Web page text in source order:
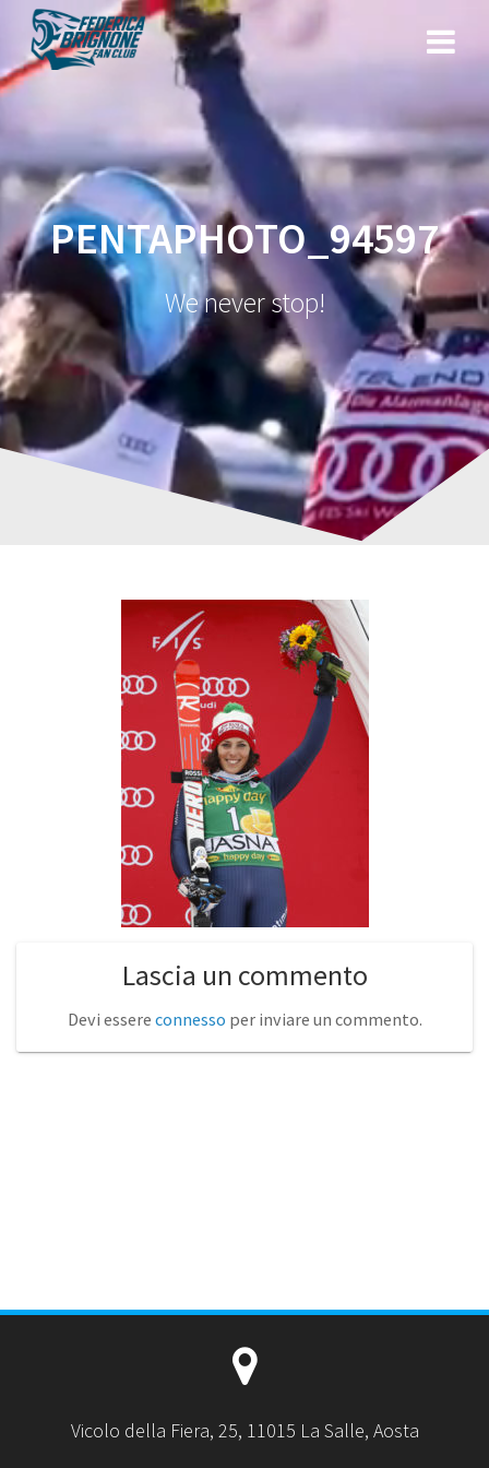
contenuto
PENTAPHOTO_94597
We never stop!
Lascia un commento
Devi essere connesso per inviare un commento.
Vicolo della Fiera, 25, 11015 La Salle, Aosta